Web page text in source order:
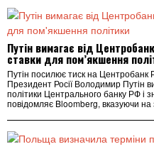
Путін вимагає від
ставки для пом’якшення
Путін посилює тиск на Центробанк
Президент Росії Володимир Путін
політики Центрального банку РФ і
повідомляє Bloomberg, вказуючи на